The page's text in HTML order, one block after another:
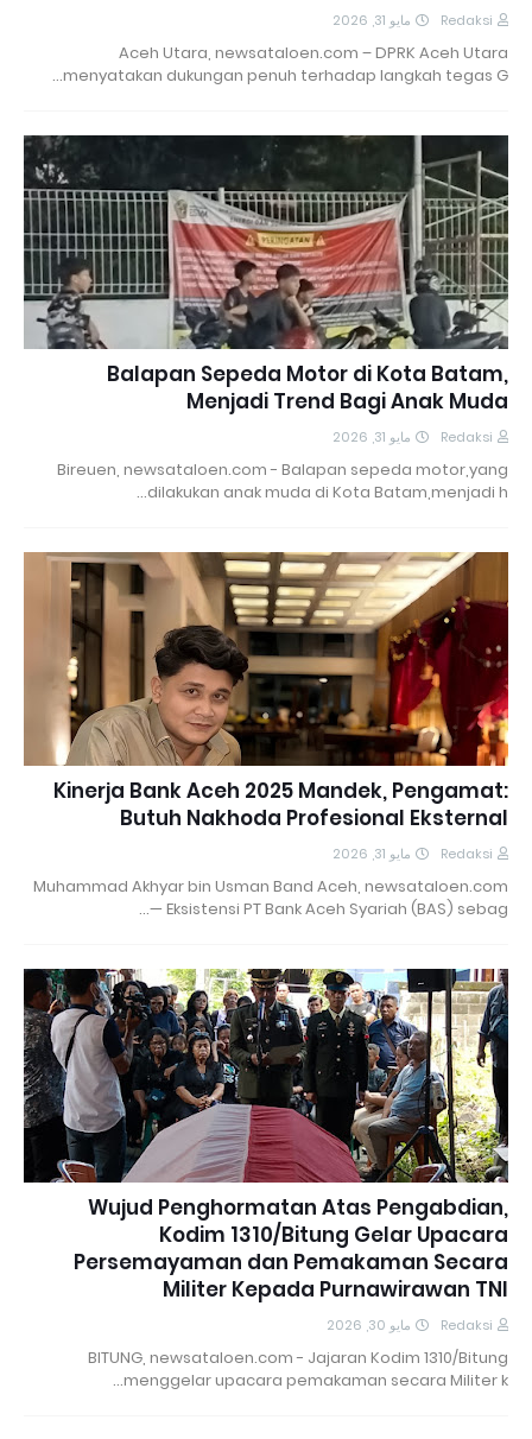
Redaksi مايو 31, 2026
Aceh Utara, newsataloen.com – DPRK Aceh Utara
menyatakan dukungan penuh terhadap langkah tegas G…
Balapan Sepeda Motor di Kota Batam,
Menjadi Trend Bagi Anak Muda
Redaksi مايو 31, 2026
Bireuen, newsataloen.com - Balapan sepeda motor,yang
dilakukan anak muda di Kota Batam,menjadi h…
Kinerja Bank Aceh 2025 Mandek, Pengamat:
Butuh Nakhoda Profesional Eksternal
Redaksi مايو 31, 2026
Muhammad Akhyar bin Usman Band Aceh, newsataloen.com
— Eksistensi PT Bank Aceh Syariah (BAS) sebag…
Wujud Penghormatan Atas Pengabdian,
Kodim 1310/Bitung Gelar Upacara
Persemayaman dan Pemakaman Secara
Militer Kepada Purnawirawan TNI
Redaksi مايو 30, 2026
BITUNG, newsataloen.com - Jajaran Kodim 1310/Bitung
menggelar upacara pemakaman secara Militer k…